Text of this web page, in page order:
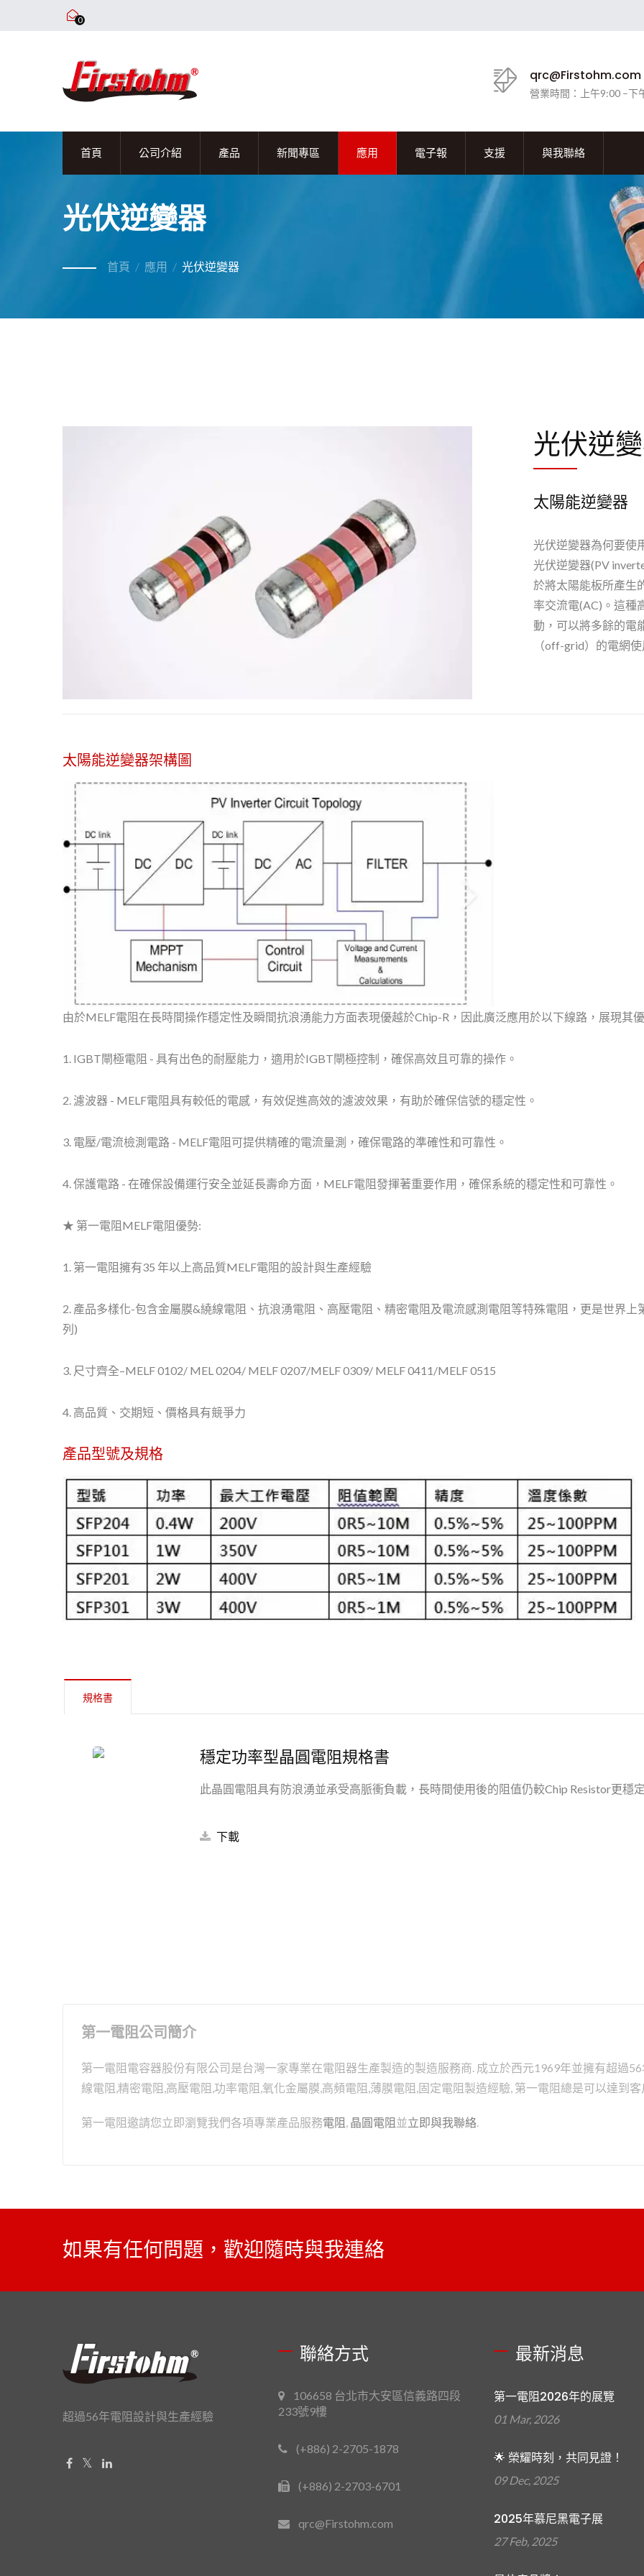
0
qrc@Firstohm.com
營業時間：上午9:00 –下
首頁 公司介紹 產品 新聞專區 應用 電子報 支援 與我聯絡
光伏逆變器
首頁 / 應用 / 光伏逆變器
光伏逆
太陽能逆變器
光伏逆變器為何要使
光伏逆變器(PV
於將太陽能板所產生
率交流電(AC)。這種
動，可以將多餘的電
（off-grid）的電網
太陽能逆變器架構圖
由於MELF電阻在長時間操作穩定性及瞬間抗浪湧能力方面表現優越於Chip-R，因此廣泛應用於以下線路，展現其
1. IGBT閘極電阻 - 具有出色的耐壓能力，適用於IGBT閘極控制，確保高效且可靠的操作。
2. 濾波器 - MELF電阻具有較低的電感，有效促進高效的濾波效果，有助於確保信號的穩定性。
3. 電壓/電流檢測電路 - MELF電阻可提供精確的電流量測，確保電路的準確性和可靠性。
4. 保護電路 - 在確保設備運行安全並延長壽命方面，MELF電阻發揮著重要作用，確保系統的穩定性和可靠性。
★ 第一電阻MELF電阻優勢:
1. 第一電阻擁有35 年以上高品質MELF電阻的設計與生產經驗
2. 產品多樣化-包含金屬膜&繞線電阻、抗浪湧電阻、高壓電阻、精密電阻及電流感測電阻等特殊電阻，更是世界
列)
3. 尺寸齊全–MELF 0102/ MEL 0204/ MELF 0207/MELF 0309/ MELF 0411/MELF 0515
4. 高品質、交期短、價格具有競爭力
產品型號及規格
規格書
穩定功率型晶圓電阻規格書
此晶圓電阻具有防浪湧並承受高脈衝負載，長時間使用後的阻值仍較Chip Resistor更穩
下載
第一電阻公司簡介
第一電阻電容器股份有限公司是台灣一家專業在電阻器生產製造的製造服務商. 成立於西元1969年並擁有超過
線電阻,精密電阻,高壓電阻,功率電阻,氧化金屬膜,高頻電阻,薄膜電阻,固定電阻製造經驗, 第一電阻總是可以達到
第一電阻邀請您立即瀏覽我們各項專業產品服務電阻 , 晶圓電阻 並立即與我聯絡.
如果有任何問題，歡迎隨時與我連絡
超過56年電阻設計與生產經驗
聯絡方式
106658 台北市大安區信義路四段
233號9樓
(+886) 2-2705-1878
(+886) 2-2703-6701
qrc@Firstohm.com
最新消息
第一電阻2026年的展覽
01 Mar, 2026
🌟 榮耀時刻，共同見證！
09 Dec, 2025
2025年慕尼黑電子展
27 Feb, 2025